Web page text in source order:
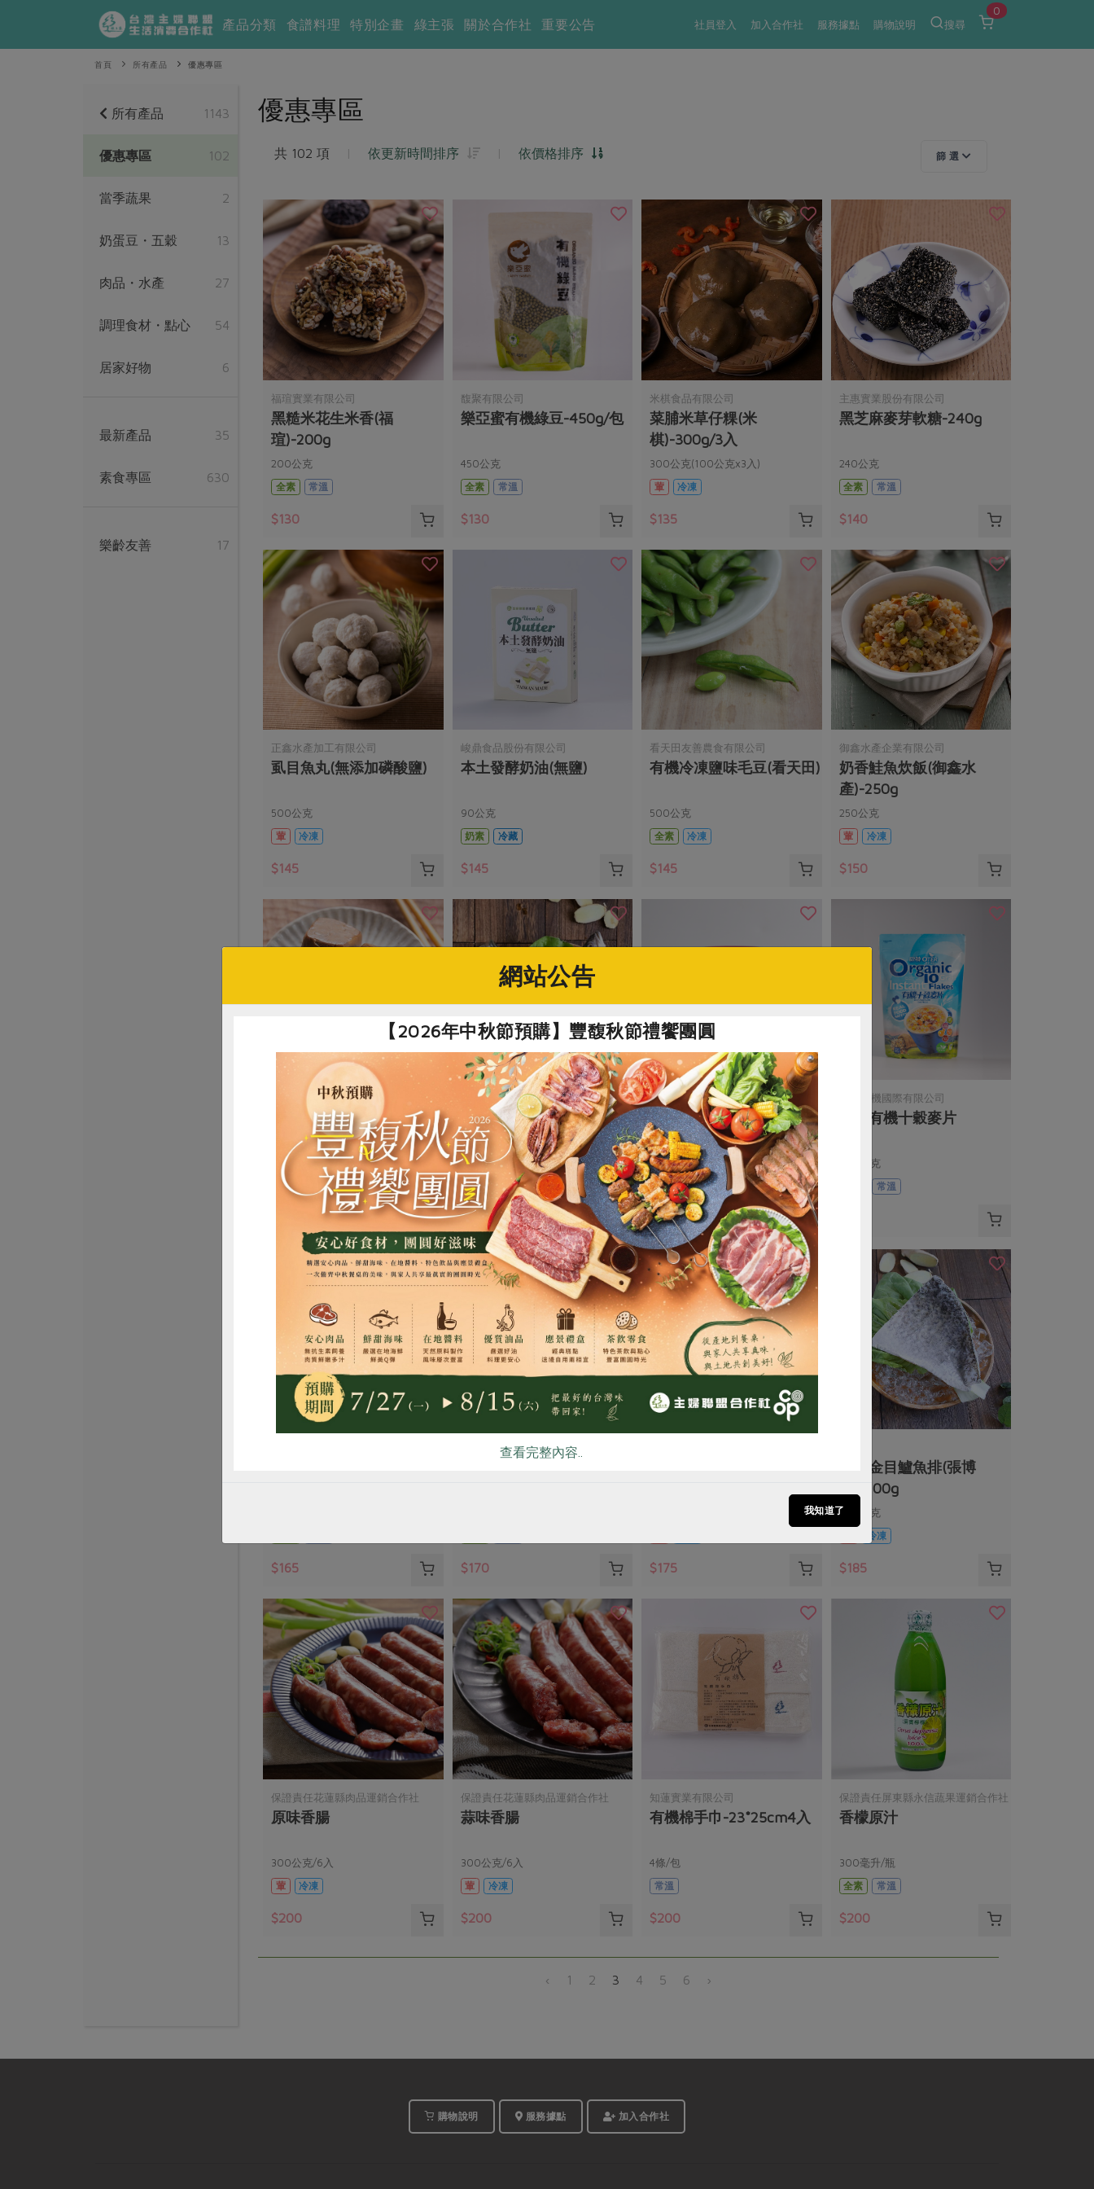
社員登入 加入合作社 服務據點 購物說明 搜尋
0
產品分類 食譜料理 特別企畫 綠主張 關於合作社 重要公告
首頁 所有產品 優惠專區
優惠專區
共 102 項 | 依更新時間排序 | 依價格排序 篩 選
福瑄實業有限公司
黑糙米花生米香(福
瑄)-200g
200公克
全素
常溫
$130
馥聚有限公司
樂亞蜜有機綠豆-450g/包
450公克
全素
常溫
$130
米棋食品有限公司
菜脯米草仔粿(米
棋)-300g/3入
300公克(100公克x3入)
葷
冷凍
$135
主惠實業股份有限公司
黑芝麻麥芽軟糖-240g
240公克
全素
常溫
$140
正鑫水產加工有限公司
虱目魚丸(無添加磷酸鹽)
500公克
葷
冷凍
$145
峻鼎食品股份有限公司
本土發酵奶油(無鹽)
90公克
奶素
冷藏
$145
看天田友善農食有限公司
有機冷凍鹽味毛豆(看天田)
500公克
全素
冷凍
$145
御鑫水產企業有限公司
奶香鮭魚炊飯(御鑫水
產)-250g
250公克
葷
冷凍
$150
豪瀚國際有限公司
滷蛋白-醬香口味-175公克
175公克(35公克*5入)/包
蛋素
常溫
張博仁
海水金目鱸魚(張博
仁)-300g
300公克
葷
冷凍
$160
民生食品工廠
本土黑豆瓣醬
460公克
全素
常溫
$160
正原有機國際有限公司
歐特有機十穀麥片
500公克
常溫
$165
維聖發企業有限公司
$170 $175
海水金目鱸魚排(張博
仁)-200g
200公克
冷凍
$185
保證責任花蓮縣肉品運銷合作社
原味香腸
300公克/6入
葷
冷凍
$200
保證責任花蓮縣肉品運銷合作社
蒜味香腸
300公克/6入
葷
冷凍
$200
知蓮實業有限公司
有機棉手巾-23*25cm4入
4條/包
常溫
$200
保證責任屏東縣永信蔬果運銷合作社
香檬原汁
300毫升/瓶
全素
常溫
$200
‹ 1 2 3 4 5 6 ›
所有產品 1143
優惠專區 102
當季蔬果 2
奶蛋豆・五穀 13
肉品・水產 27
調理食材・點心 54
居家好物 6
最新產品 35
素食專區 630
樂齡友善 17
購物說明 服務據點 加入合作社
惜食 RPET 食譜 減硝酸鹽 雞蛋 食安 共同購買
網站公告
【2026年中秋節預購】豐馥秋節禮饗團圓
查看完整內容..
我知道了